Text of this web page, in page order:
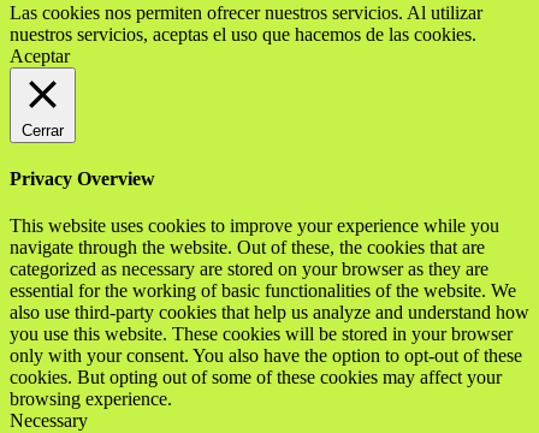
Las cookies nos permiten ofrecer nuestros servicios. Al utilizar
nuestros servicios, aceptas el uso que hacemos de las cookies.
Aceptar
Cerrar
Privacy Overview
This website uses cookies to improve your experience while you
navigate through the website. Out of these, the cookies that are
categorized as necessary are stored on your browser as they are
essential for the working of basic functionalities of the website. We
also use third-party cookies that help us analyze and understand how
you use this website. These cookies will be stored in your browser
only with your consent. You also have the option to opt-out of these
cookies. But opting out of some of these cookies may affect your
browsing experience.
Necessary